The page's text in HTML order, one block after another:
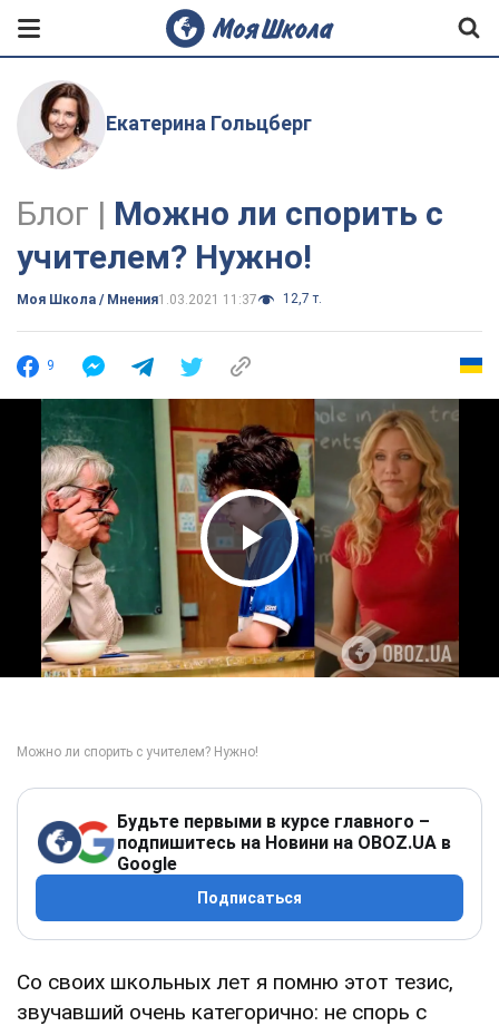
Екатерина Гольцберг
Блог | Можно ли спорить с
учителем? Нужно!
Моя Школа / Мнения1.03.2021 11:37 12,7 т.
9
Play Video
Будьте первыми в курсе главного –
подпишитесь на Новини на OBOZ.UA в
Google
Подписаться
Со своих школьных лет я помню этот тезис,
звучавший очень категорично: не спорь с